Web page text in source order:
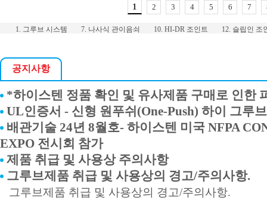
1 2 3 4 5 6 7
1. 그루브 시스템 7. 나사식 관이음쇠 10. HI-DR 조인트 12. 슬립인 조
공지사항
*하이스텐 정품 확인 및 유사제품 구매로 인한
UL인증서 - 신형 원푸쉬(One-Push) 하이 그루
배관기술 24년 8월호- 하이스텐 미국 NFPA
EXPO 전시회 참가
제품 취급 및 사용상 주의사항
그루브제품 취급 및 사용상의 경고/주의사항.
그루브제품 취급 및 사용상의 경고/주의사항.